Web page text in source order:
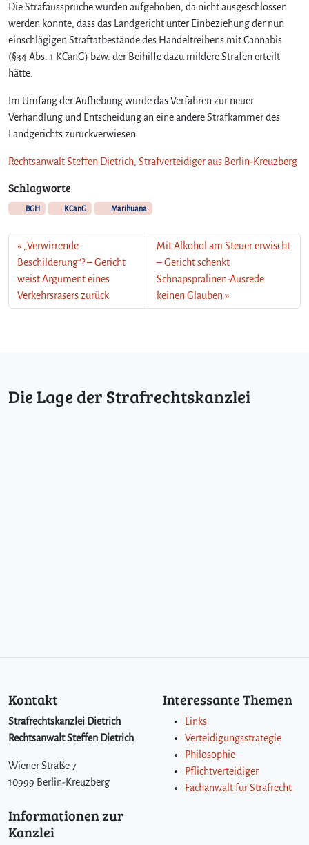
Die Strafaussprüche wurden aufgehoben, da nicht ausgeschlossen
werden konnte, dass das Landgericht unter Einbeziehung der nun
einschlägigen Straftatbestände des Handeltreibens mit Cannabis
(§34 Abs. 1 KCanG) bzw. der Beihilfe dazu mildere Strafen erteilt
hätte.
Im Umfang der Aufhebung wurde das Verfahren zur neuer
Verhandlung und Entscheidung an eine andere Strafkammer des
Landgerichts zurückverwiesen.
Rechtsanwalt Steffen Dietrich, Strafverteidiger aus Berlin-Kreuzberg
Schlagworte
BGH KCanG Marihuana
„Verwirrende
Beschilderung“? – Gericht
weist Argument eines
Verkehrsrasers zurück
Mit Alkohol am Steuer erwischt
– Gericht schenkt
Schnapspralinen-Ausrede
keinen Glauben
Die Lage der Strafrechtskanzlei
Kontakt
Strafrechtskanzlei Dietrich
Rechtsanwalt Steffen Dietrich
Wiener Straße 7
10999 Berlin-Kreuzberg
Interessante Themen
Links
Verteidigungsstrategie
Philosophie
Pflichtverteidiger
Fachanwalt für Strafrecht
Informationen zur
Kanzlei